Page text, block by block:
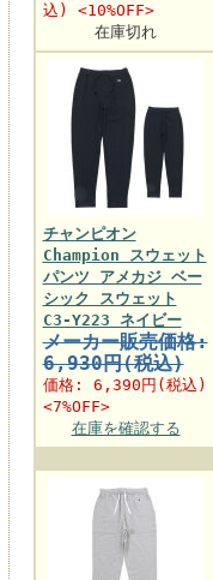
込) <10%OFF>
在庫切れ
チャンピオン
Champion スウェット
パンツ アメカジ ベー
シック スウェット
C3-Y223 ネイビー
メーカー販売価格:
6,930円(税込)
価格: 6,390円 (税込)
<7%OFF>
在庫を確認する